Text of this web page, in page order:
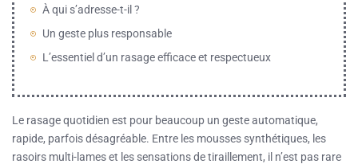
À qui s’adresse-t-il ?
Un geste plus responsable
L’essentiel d’un rasage efficace et respectueux
Le rasage quotidien est pour beaucoup un geste automatique,
rapide, parfois désagréable. Entre les mousses synthétiques, les
rasoirs multi-lames et les sensations de tiraillement, il n’est pas rare